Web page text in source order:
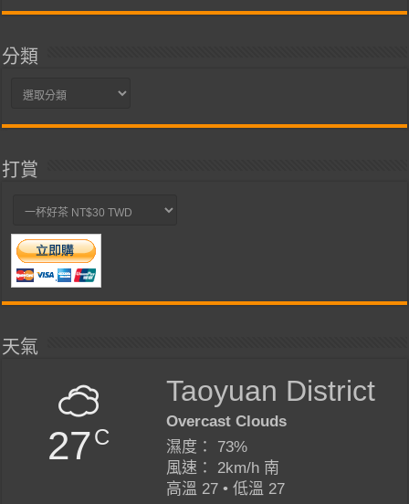
分類
分
打賞
天氣
27C
Taoyuan District
Overcast Clouds
濕度： 73%
風速： 2km/h 南
高溫 27 • 低溫 27